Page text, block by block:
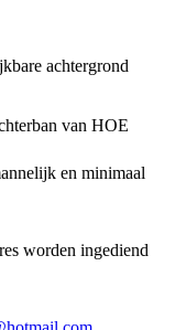
achtergrond
van HOE
en minimaal
worden ingediend